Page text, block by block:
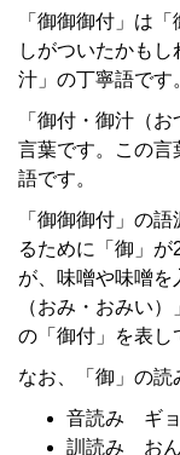
「御御御付」は
しがついたかも
汁」の丁寧語です
「御付・御汁（
言葉です。この
語です。
「御御御付」の
るために「御」
が、味噌や味噌を
（おみ・おみい
の「御付」を表し
なお、「御」の読
音読み ギ
訓読み おん